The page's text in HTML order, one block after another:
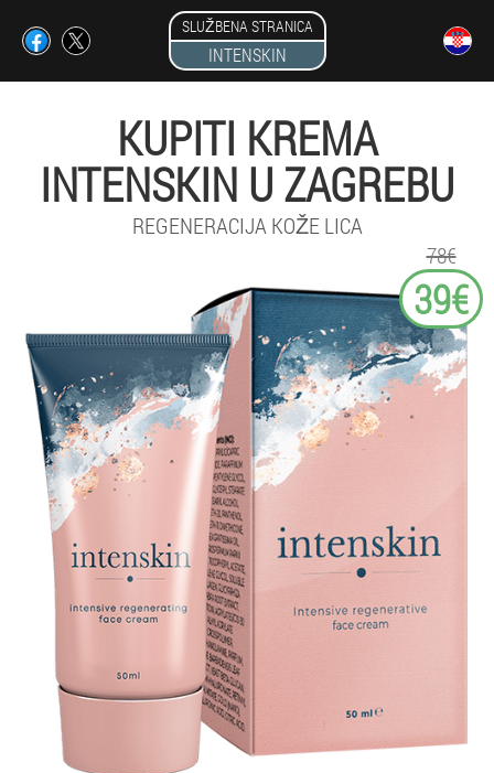
SLUŽBENA STRANICA
INTENSKIN
KUPITI KREMA
INTENSKIN U ZAGREBU
REGENERACIJA KOŽE LICA
78€
39€